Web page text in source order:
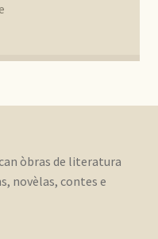
òbras de literatura
novèlas, contes e